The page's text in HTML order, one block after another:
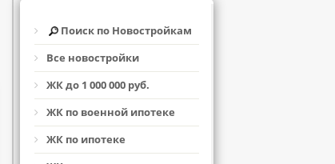
Поиск по Новостройкам
Все новостройки
ЖК до 1 000 000 руб.
ЖК по военной ипотеке
ЖК по ипотеке